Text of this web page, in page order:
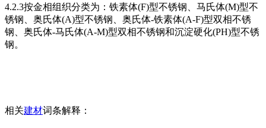
4.2.3按金相组织分类为：铁素体(F)型不锈钢、马氏体(M)型不
锈钢、奥氏体(A)型不锈钢、奥氏体-铁素体(A-F)型双相不锈
钢、奥氏体-马氏体(A-M)型双相不锈钢和沉淀硬化(PH)型不锈
钢。
相关建材词条解释：